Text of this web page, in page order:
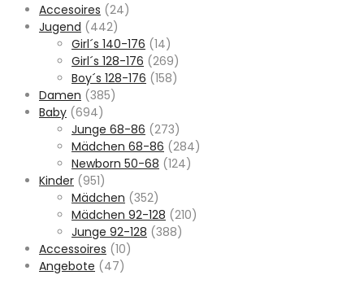
Accesoires (24)
Jugend (442)
Girl´s 140-176 (14)
Girl´s 128-176 (269)
Boy´s 128-176 (158)
Damen (385)
Baby (694)
Junge 68-86 (273)
Mädchen 68-86 (284)
Newborn 50-68 (124)
Kinder (951)
Mädchen (352)
Mädchen 92-128 (210)
Junge 92-128 (388)
Accessoires (10)
Angebote (47)